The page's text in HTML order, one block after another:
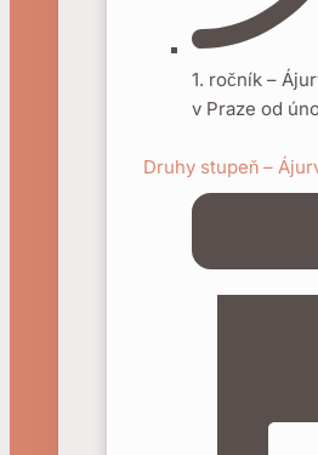
1. ročník –
v Praze od
Druhy stupeň –